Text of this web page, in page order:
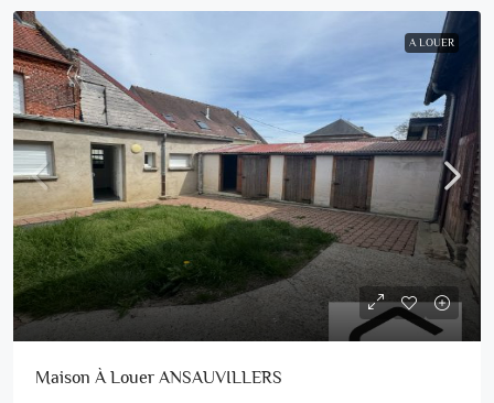
A LOUER
Maison À Louer ANSAUVILLERS